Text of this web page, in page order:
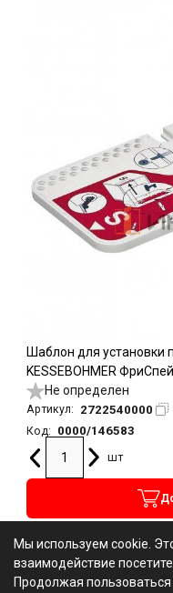
Шаблон для
KESSEBOHMER
Не определен
Артикул: 2722540000
Код:
0000/146583
шт
Мы используем cookie.
взаимодействие
Продолжая